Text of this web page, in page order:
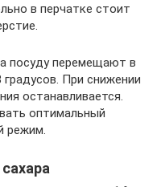
в перчатке стоит
посуду перемещают в
При снижении
останавливается.
оптимальный
режим.